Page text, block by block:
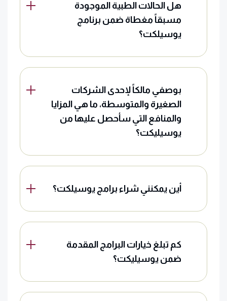
هل الحالات الطبية الموجودة
مسبقاً مغطاة ضمن برنامج
يوسيلكت؟
بوصفي مالكاً لإحدى الشركات
الصغيرة والمتوسطة، ما هي المزايا
والمنافع التي سأحصل عليها من
يوسيليكت؟
أين يمكنني شراء برامج يوسيلكت؟
كم تبلغ خيارات البرامج المقدمة
ضمن يوسيليكت؟